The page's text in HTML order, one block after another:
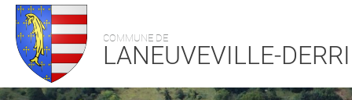
COMMUNE DE
LANEUVEVILLE-